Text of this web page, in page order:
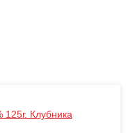
125г. Клубника